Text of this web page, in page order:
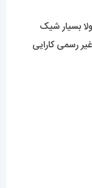
بسیار شیک
رسمی کارایی